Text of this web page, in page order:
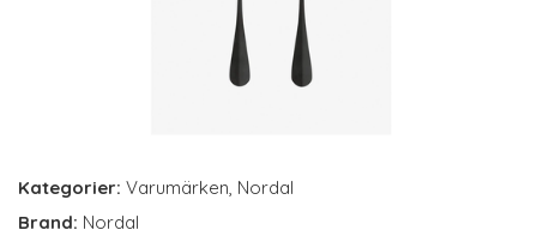
Kategorier: Varumärken, Nordal
Brand: Nordal